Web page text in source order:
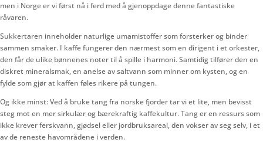
men i Norge er vi først nå i ferd med å gjenoppdage denne fantastiske
råvaren.
Sukkertaren inneholder naturlige umamistoffer som forsterker og binder
sammen smaker. I kaffe fungerer den nærmest som en dirigent i et orkester,
den får de ulike bønnenes noter til å spille i harmoni. Samtidig tilfører den en
diskret mineralsmak, en anelse av saltvann som minner om kysten, og en
fylde som gjør at kaffen føles rikere på tungen.
Og ikke minst: Ved å bruke tang fra norske fjorder tar vi et lite, men bevisst
steg mot en mer sirkulær og bærekraftig kaffekultur. Tang er en ressurs som
ikke krever ferskvann, gjødsel eller jordbruksareal, den vokser av seg selv, i et
av de reneste havområdene i verden.